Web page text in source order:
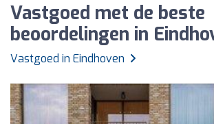
Vastgoed met de beste
beoordelingen in
Vastgoed in Eindhoven